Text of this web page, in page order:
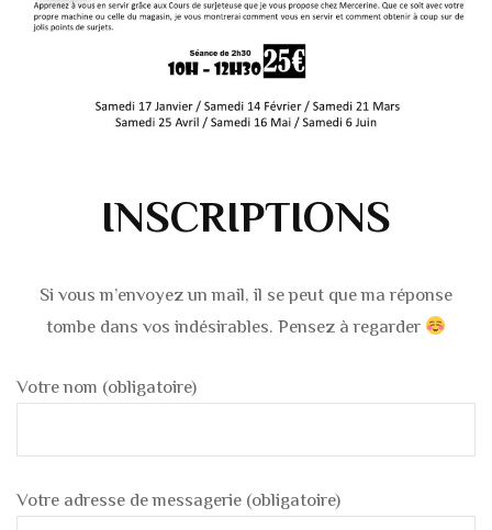
INSCRIPTIONS
Si vous m’envoyez un mail, il se peut que ma réponse
tombe dans vos indésirables. Pensez à regarder
Votre nom (obligatoire)
Votre adresse de messagerie (obligatoire)